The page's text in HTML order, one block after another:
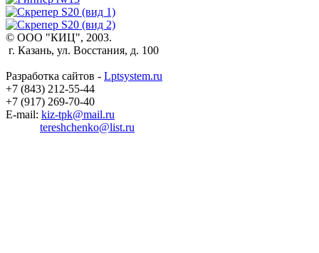
© ООО "КИЦ", 2003.
г. Казань, ул. Восстания, д. 100
Разработка сайтов - Lptsystem.ru
+7 (843) 212-55-44
+7 (917) 269-70-40
E-mail: kiz-tpk@mail.ru
tereshchenko@list.ru